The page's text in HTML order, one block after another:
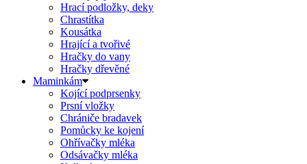
Hrací podložky, deky
Chrastítka
Kousátka
Hrající a tvořivé
Hračky do vany
Hračky dřevěné
Maminkám
Kojící podprsenky
Prsní vložky
Chrániče bradavek
Pomůcky ke kojení
Ohřívačky mléka
Odsávačky mléka